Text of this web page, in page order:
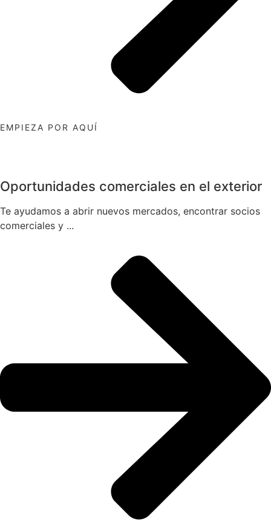
EMPIEZA POR AQUÍ
Oportunidades comerciales en el exterior
Te ayudamos a abrir nuevos mercados, encontrar socios
comerciales y ...